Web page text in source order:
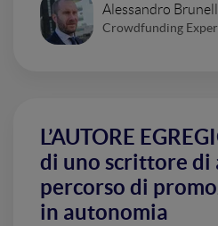
Alessandro
Crowdfunding
L’AUTORE
di uno scrittore di
percorso di
in autonomia